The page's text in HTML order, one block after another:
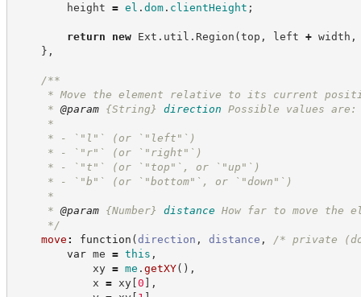
height = el . dom. clientHeight ;
return new Ext . util . Region (top , left + width ,
} ,
/**
* Move the element relative to its current
* @param {String} direction Possible values are:
*
* - `"l"` (or `"left"`)
* - `"r"` (or `"right"`)
* - `"t"` (or `"top"`, or `"up"`)
* - `"b"` (or `"bottom"`, or `"down"`)
*
* @param {Number} distance How far to move the
*/
move : function (direction , distance , /* private
var me = this ,
xy = me . getXY( ) ,
x = xy[0 ] ,